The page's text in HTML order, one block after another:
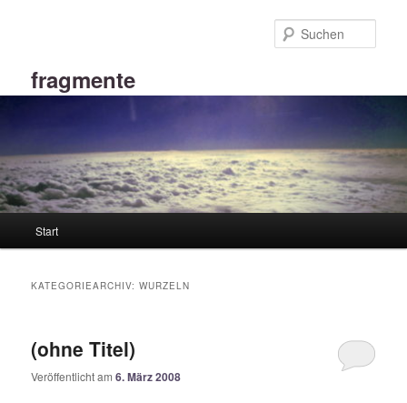
fragmente
Start
KATEGORIEARCHIV:WURZELN
(ohne Titel)
Veröffentlicht am6. März 2008